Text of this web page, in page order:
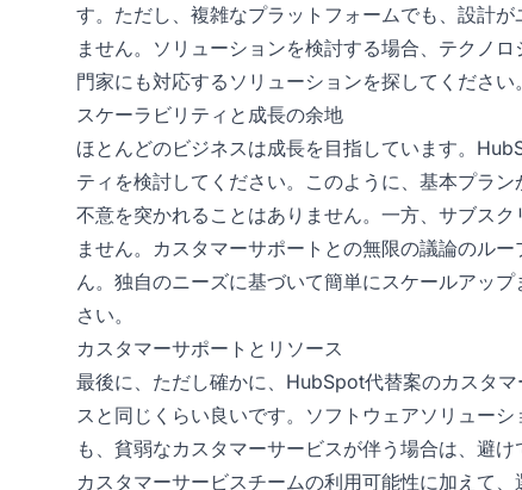
す。ただし、複雑なプラットフォームでも、設計
ません。ソリューションを検討する場合、テクノ
門家にも対応するソリューションを探してください。
スケーラビリティと成長の余地
ほとんどのビジネスは成長を目指しています。
ティを検討してください。このように、基本プラ
不意を突かれることはありません。一方、サブス
ません。カスタマーサポートとの無限の議論のル
ん。独自のニーズに基づいて簡単にスケールアッ
さい。
カスタマーサポートとリソース
最後に、ただし確かに、HubSpot代替案のカスタ
スと同じくらい良いです。ソフトウェアソリュー
も、貧弱なカスタマーサービスが伴う場合は、避け
カスタマーサービスチームの利用可能性に加えて